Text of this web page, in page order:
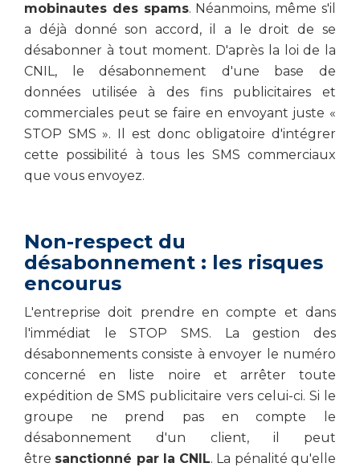
mobinautes des spams. Néanmoins, même s'il
a déjà donné son accord, il a le droit de se
désabonner à tout moment. D'après la loi de la
CNIL, le désabonnement d'une base de
données utilisée à des fins publicitaires et
commerciales peut se faire en envoyant juste «
STOP SMS ». Il est donc obligatoire d'intégrer
cette possibilité à tous les SMS commerciaux
que vous envoyez.
Non-respect du
désabonnement : les risques
encourus
L'entreprise doit prendre en compte et dans
l'immédiat le STOP SMS. La gestion des
désabonnements consiste à envoyer le numéro
concerné en liste noire et arrêter toute
expédition de SMS publicitaire vers celui-ci. Si le
groupe ne prend pas en compte le
désabonnement d'un client, il peut
être sanctionné par la CNIL. La pénalité qu'elle